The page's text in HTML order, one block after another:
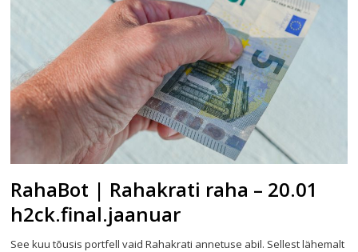
RahaBot | Rahakrati raha – 20.01
h2ck.final.jaanuar
See kuu tõusis portfell vaid Rahakrati annetuse abil. Sellest lähemalt